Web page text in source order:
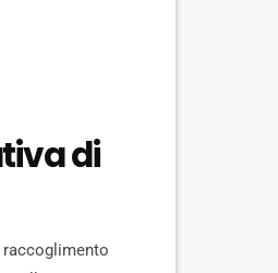
di
raccoglimento